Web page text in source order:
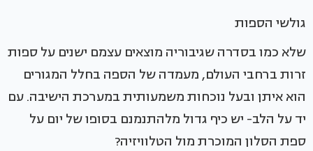
גולשי הספות
שלא כמו בסדרה שגיבוריה מוצאים עצמם ישנים על ספות
זרות ברחבי העולם, מעמדה של הספה בחלל המגורים
הוא איתן ובעל נוכחות משמעותית במערכת הישיבה. עם
יד על הלב- יש כיף גדול מלהתנמנם בסופו של יום על
ספת הסלון המוכרת מול הטלוויזיה?